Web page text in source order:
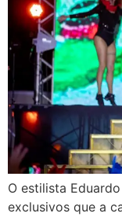
O estilista
exclusivos que a